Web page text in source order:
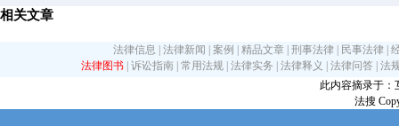
相关文章
法律信息 法律新闻 案例 精品文章 刑事法律 民事法律
法律图书 诉讼指南 常用法规 法律实务 法律释义 法律问答
法
此内容摘录于：
法搜